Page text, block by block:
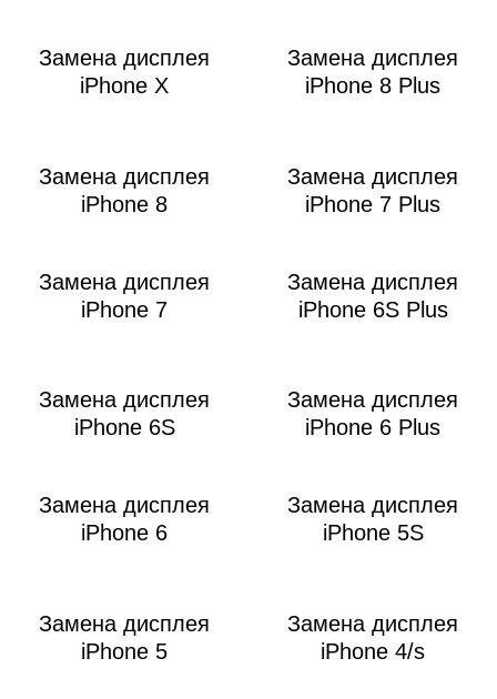
Замена дисплея
iPhone X
Замена дисплея
iPhone 8 Plus
Замена дисплея
iPhone 8
Замена дисплея
iPhone 7 Plus
Замена дисплея
iPhone 7
Замена дисплея
iPhone 6S Plus
Замена дисплея
iPhone 6S
Замена дисплея
iPhone 6 Plus
Замена дисплея
iPhone 6
Замена дисплея
iPhone 5S
Замена дисплея
iPhone 5
Замена дисплея
iPhone 4/s